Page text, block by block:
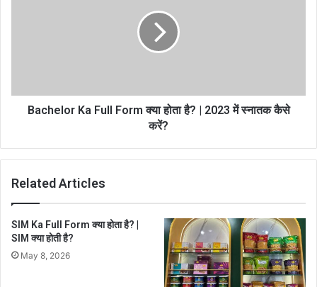
Bachelor Ka Full Form क्या होता है? | 2023 में स्नातक कैसे
करें?
Related Articles
SIM Ka Full Form क्या होता है? |
SIM क्या होती है?
May 8, 2026